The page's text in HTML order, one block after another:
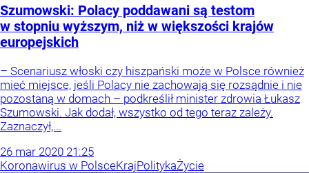
Szumowski: Polacy poddawani są testom
w stopniu wyższym, niż w większości krajów
europejskich
– Scenariusz włoski czy hiszpański może w Polsce również
mieć miejsce, jeśli Polacy nie zachowają się rozsądnie i nie
pozostaną w domach – podkreślił minister zdrowia Łukasz
Szumowski. Jak dodał, wszystko od tego teraz zależy.
Zaznaczył,...
26 mar 2020 21:25
Koronawirus w PolsceKrajPolitykaŻycie